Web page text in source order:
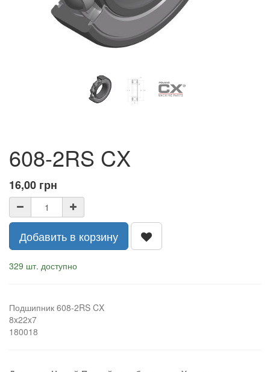
608-2RS CX
16,00 грн
Добавить в корзину
329 шт. доступно
Подшипник 608-2RS CX
8x22x7
180018